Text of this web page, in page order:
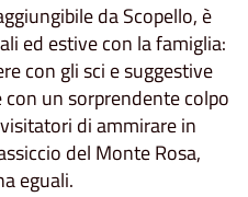
da Scopello, è
ed estive con la famiglia:
con gli sci e suggestive
con un sorprendente colpo
di ammirare in
del Monte Rosa,
eguali.